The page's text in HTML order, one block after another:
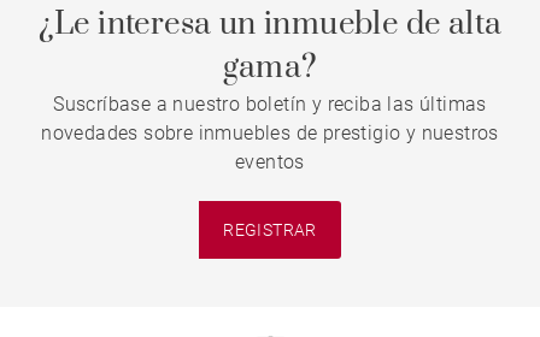
¿Le interesa un inmueble de alta
gama?
Suscríbase a nuestro boletín y reciba las últimas
novedades sobre inmuebles de prestigio y nuestros
eventos
REGISTRAR